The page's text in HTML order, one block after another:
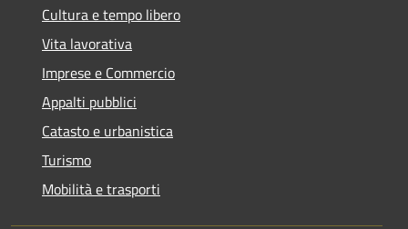
Cultura e tempo libero
Vita lavorativa
Imprese e Commercio
Appalti pubblici
Catasto e urbanistica
Turismo
Mobilità e trasporti